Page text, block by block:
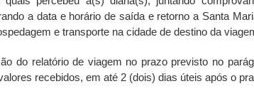
a data e horário de saída e retorno a Santa
e transporte na cidade de destino da
do relatório de viagem no prazo previsto no
recebidos, em até 2 (dois) dias úteis após o